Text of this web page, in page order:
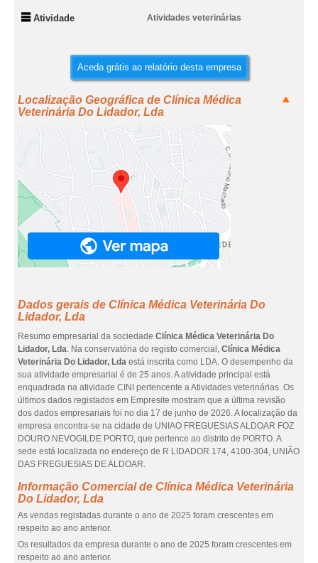
Atividade Atividades veterinárias
Aceda grátis ao relatório desta empresa
Localização Geográfica de Clínica Médica
Veterinária Do Lidador, Lda
Dados gerais de Clínica Médica Veterinária Do
Lidador, Lda
Resumo empresarial da sociedade Clínica Médica Veterinária Do
Lidador, Lda. Na conservatória do registo comercial, Clínica Médica
Veterinária Do Lidador, Lda está inscrita como LDA. O desempenho da
sua atividade empresarial é de 25 anos. A atividade principal está
enquadrada na atividade CINI pertencente a Atividades veterinárias. Os
últimos dados registados em Empresite mostram que a última revisão
dos dados empresariais foi no dia 17 de junho de 2026. A localização da
empresa encontra-se na cidade de UNIAO FREGUESIAS ALDOAR FOZ
DOURO NEVOGILDE PORTO, que pertence ao distrito de PORTO. A
sede está localizada no endereço de R LIDADOR 174, 4100-304, UNIÃO
DAS FREGUESIAS DE ALDOAR.
Informação Comercial de Clínica Médica Veterinária
Do Lidador, Lda
As vendas registadas durante o ano de 2025 foram crescentes em
respeito ao ano anterior.
Os resultados da empresa durante o ano de 2025 foram crescentes em
respeito ao ano anterior.